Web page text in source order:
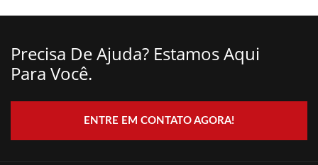
Precisa De Ajuda? Estamos Aqui
Para Você.
ENTRE EM CONTATO AGORA!